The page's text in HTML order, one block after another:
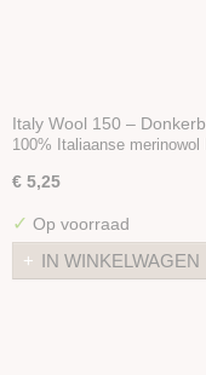
Italy Wool 150 –
100% Italiaanse
€ 5,25
✓ Op voorraad
IN WINKELWAGEN